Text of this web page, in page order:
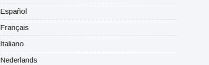
Español
Français
Italiano
Nederlands